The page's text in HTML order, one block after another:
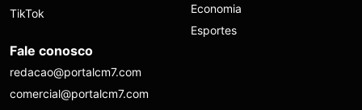
TikTok
Economia
Esportes
Fale conosco
redacao@portalcm7.com
comercial@portalcm7.com